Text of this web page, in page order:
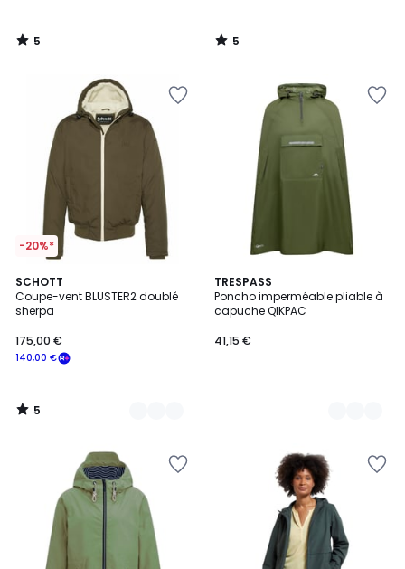
5
/
5
/
-20%*
SCHOTT
Coupe-vent BLUSTER2 doublé
sherpa
140,00 €
175,00 €
5
/
5
2
Couleurs
5
/
TRESPASS
Poncho imperméable pliable à
capuche QIKPAC
41,15 €
2
Couleurs